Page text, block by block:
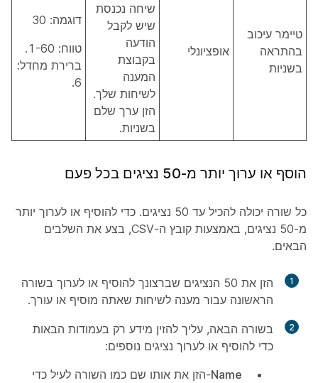
טיימר עיכוב
בהתראה
בשניות
אופציונלי
שיחה נכנסת
שיש לקבל
הודעה
בקבוצת
המענה
לשיחות שלך.
הזן ערך שלם
בשניות.
דוגמה: 30
טווח: 1-60.
ברירת מחדל:
6.
הוסף או ערוך יותר מ-50 נציגים בכל פעם
כל שורה יכולה להכיל עד 50 נציגים. כדי להוסיף או לערוך יותר
מ-50 נציגים, באמצעות קובץ ה-CSV, בצע את השלבים
הבאים.
1
הזן את 50 הנציגים שברצונך להוסיף או לערוך בשורה
הראשונה עבור מענה לשיחות שאתה מוסיף או עורך.
2
בשורה הבאה, עליך להזין מידע רק בעמודות הבאות
כדי להוסיף או לערוך נציגים נוספים:
Name-הזן את אותו שם כמו השורה לעיל כדי